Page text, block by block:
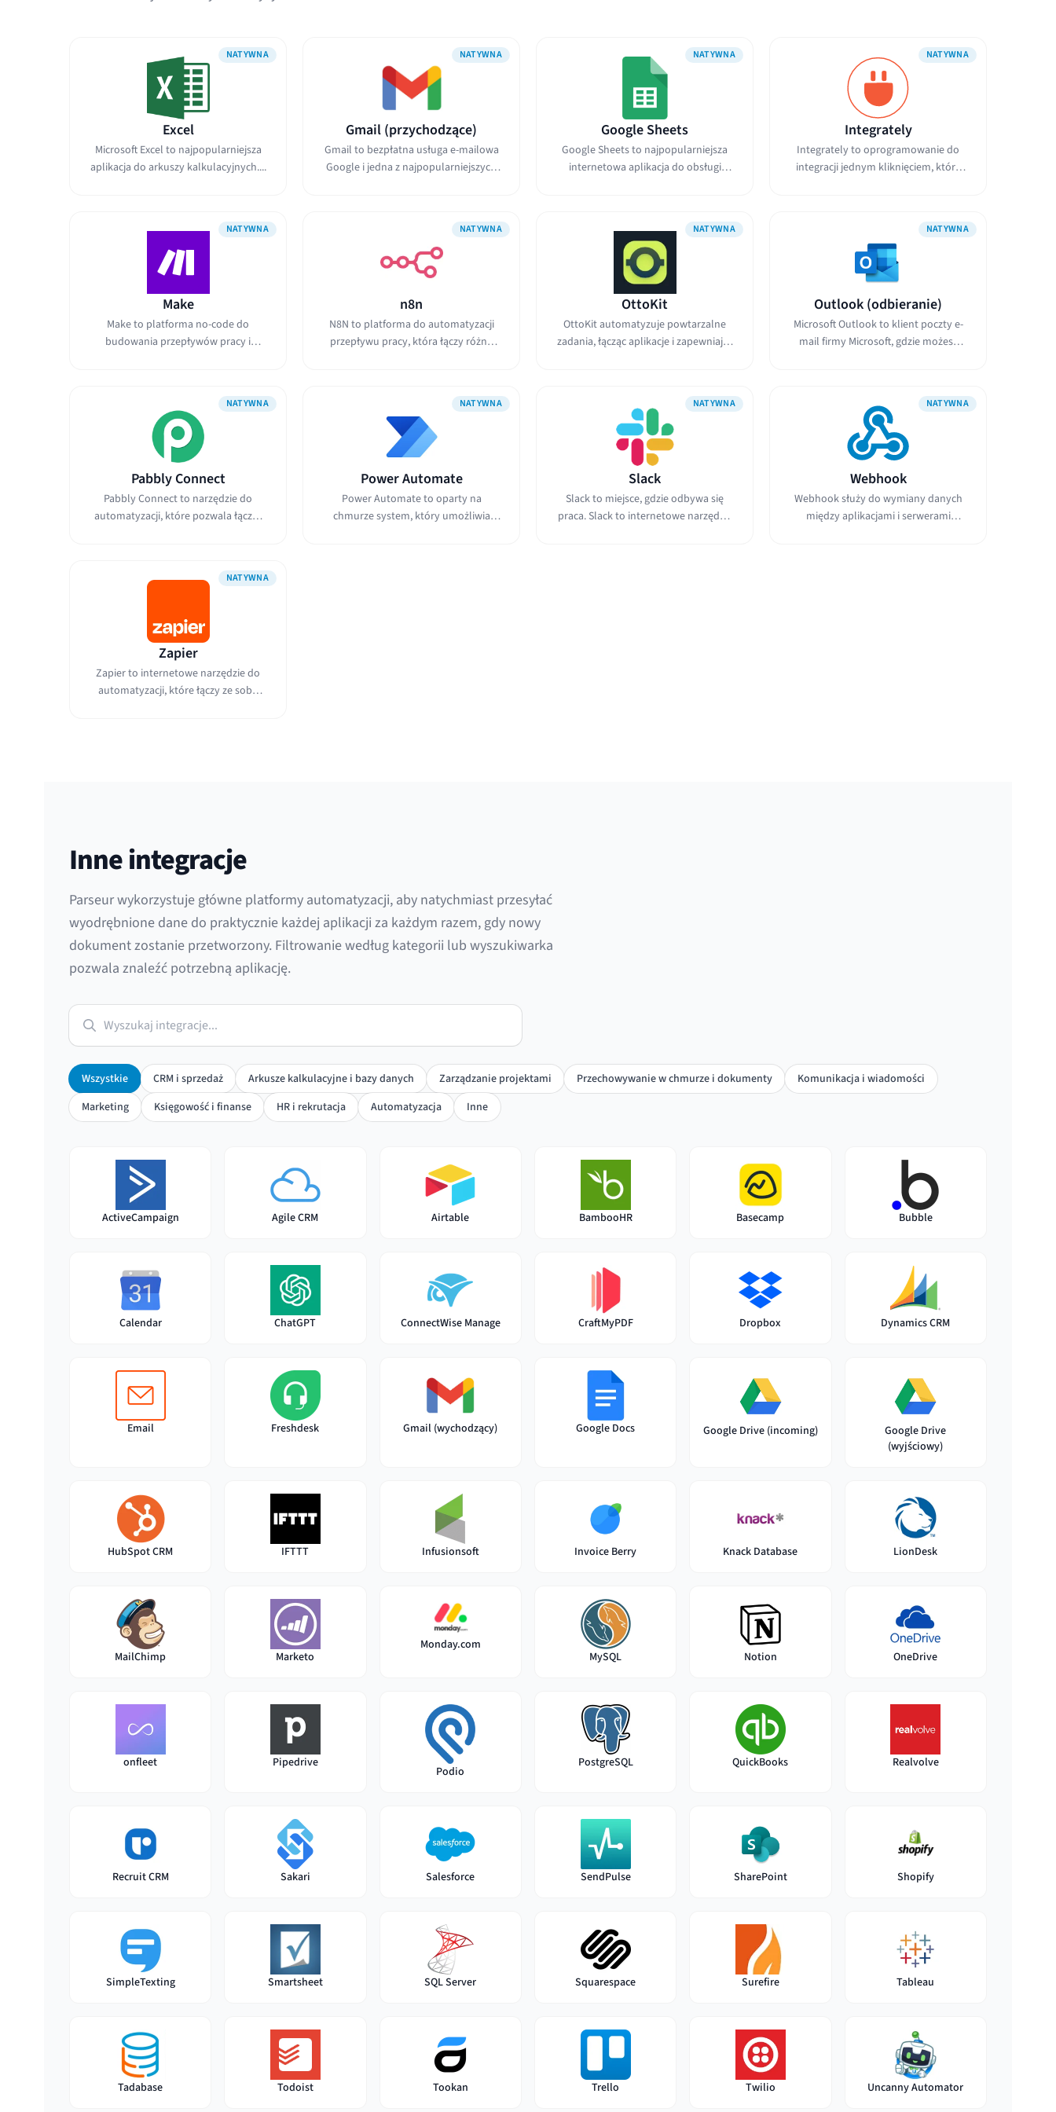
NATYWNA
Excel
Microsoft Excel to najpopularniejsza
aplikacja do arkuszy kalkulacyjnych....
NATYWNA
Gmail (przychodzące)
Gmail to bezpłatna usługa e-mailowa
Google i jedna z najpopularniejszych
NATYWNA
Google Sheets
Google Sheets to najpopularniejsza
internetowa aplikacja do obsługi
NATYWNA
Integrately
Integrately to oprogramowanie do
integracji jednym kliknięciem, które
NATYWNA
Make
Make to platforma no-code do
budowania przepływów pracy i
NATYWNA
n8n
N8N to platforma do automatyzacji
przepływu pracy, która łączy różne
NATYWNA
OttoKit
OttoKit automatyzuje powtarzalne
zadania, łącząc aplikacje i zapewniając
NATYWNA
Outlook (odbieranie)
Microsoft Outlook to klient poczty e-
mail firmy Microsoft, gdzie możesz
NATYWNA
Pabbly Connect
Pabbly Connect to narzędzie do
automatyzacji, które pozwala łączyć
NATYWNA
Power Automate
Power Automate to oparty na
chmurze system, który umożliwia
NATYWNA
Slack
Slack to miejsce, gdzie odbywa się
praca. Slack to internetowe narzędzie
NATYWNA
Webhook
Webhook służy do wymiany danych
między aplikacjami i serwerami
NATYWNA
Zapier
Zapier to internetowe narzędzie do
automatyzacji, które łączy ze sobą
Inne integracje
Parseur wykorzystuje główne platformy automatyzacji, aby natychmiast przesyłać
wyodrębnione dane do praktycznie każdej aplikacji za każdym razem, gdy nowy
dokument zostanie przetworzony. Filtrowanie według kategorii lub wyszukiwarka
pozwala znaleźć potrzebną aplikację.
Wyszukaj integracje...
Wszystkie CRM i sprzedaż Arkusze kalkulacyjne i bazy danych Zarządzanie projektami Przechowywanie w chmurze i dokumenty
Komunikacja i wiadomości
Marketing
Księgowość i finanse HR i rekrutacja Automatyzacja Inne
ActiveCampaign Agile CRM Airtable BambooHR Basecamp Bubble
Calendar ChatGPT ConnectWise Manage CraftMyPDF Dropbox Dynamics CRM
Email Freshdesk Gmail (wychodzący) Google Docs Google Drive (incoming)
Google Drive
(wyjściowy)
HubSpot CRM IFTTT Infusionsoft Invoice Berry Knack Database LionDesk
MailChimp Marketo
Monday.com
MySQL
Notion OneDrive
onfleet Pipedrive
Podio
PostgreSQL QuickBooks Realvolve
Recruit CRM Sakari Salesforce SendPulse SharePoint Shopify
SimpleTexting Smartsheet SQL Server Squarespace Surefire Tableau
Tadabase Todoist Tookan Trello Twilio Uncanny Automator